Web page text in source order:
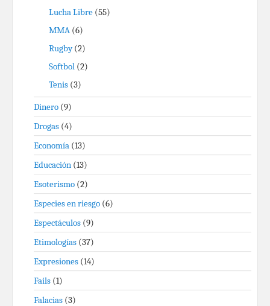
Lucha Libre (55)
MMA (6)
Rugby(2)
Softbol (2)
Tenis (3)
Dinero (9)
Drogas (4)
Economía (13)
Educación (13)
Esoterismo (2)
Especies en riesgo (6)
Espectáculos (9)
Etimologías (37)
Expresiones (14)
Fails (1)
Falacias (3)